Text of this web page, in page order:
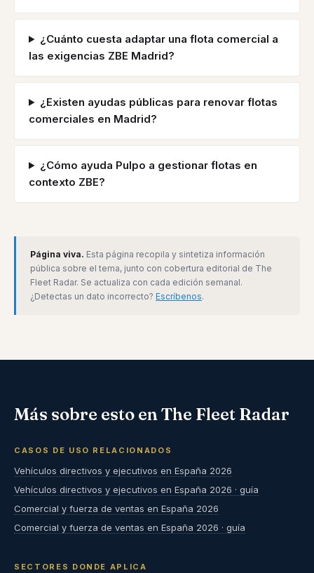
¿Cuánto cuesta adaptar una flota comercial a
las exigencias ZBE Madrid?
¿Existen ayudas públicas para renovar flotas
comerciales en Madrid?
¿Cómo ayuda Pulpo a gestionar flotas en
contexto ZBE?
Página viva. Esta página recopila y sintetiza información
pública sobre el tema, junto con cobertura editorial de The
Fleet Radar. Se actualiza con cada edición semanal.
¿Detectas un dato incorrecto? Escríbenos.
Más sobre esto en The Fleet Radar
CASOS DE USO RELACIONADOS
Vehículos directivos y ejecutivos en España 2026
Vehículos directivos y ejecutivos en España 2026 · guía
Comercial y fuerza de ventas en España 2026
Comercial y fuerza de ventas en España 2026 · guía
SECTORES DONDE APLICA